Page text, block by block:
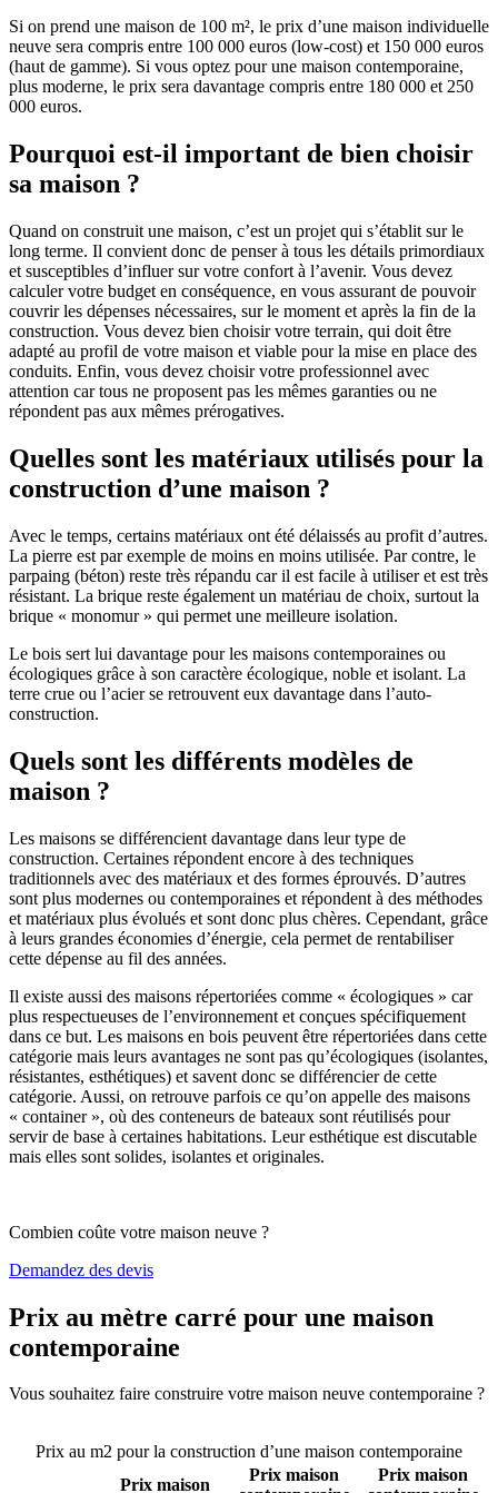
Si on prend une maison de 100 m², le prix d’une maison individuelle
neuve sera compris entre 100 000 euros (low-cost) et 150 000 euros
(haut de gamme). Si vous optez pour une maison contemporaine,
plus moderne, le prix sera davantage compris entre 180 000 et 250
000 euros.
Pourquoi est-il important de bien choisir
sa maison ?
Quand on construit une maison, c’est un projet qui s’établit sur le
long terme. Il convient donc de penser à tous les détails primordiaux
et susceptibles d’influer sur votre confort à l’avenir. Vous devez
calculer votre budget en conséquence, en vous assurant de pouvoir
couvrir les dépenses nécessaires, sur le moment et après la fin de la
construction. Vous devez bien choisir votre terrain, qui doit être
adapté au profil de votre maison et viable pour la mise en place des
conduits. Enfin, vous devez choisir votre professionnel avec
attention car tous ne proposent pas les mêmes garanties ou ne
répondent pas aux mêmes prérogatives.
Quelles sont les matériaux utilisés pour la
construction d’une maison ?
Avec le temps, certains matériaux ont été délaissés au profit d’autres.
La pierre est par exemple de moins en moins utilisée. Par contre, le
parpaing (béton) reste très répandu car il est facile à utiliser et est très
résistant. La brique reste également un matériau de choix, surtout la
brique « monomur » qui permet une meilleure isolation.
Le bois sert lui davantage pour les maisons contemporaines ou
écologiques grâce à son caractère écologique, noble et isolant. La
terre crue ou l’acier se retrouvent eux davantage dans l’auto-
construction.
Quels sont les différents modèles de
maison ?
Les maisons se différencient davantage dans leur type de
construction. Certaines répondent encore à des techniques
traditionnels avec des matériaux et des formes éprouvés. D’autres
sont plus modernes ou contemporaines et répondent à des méthodes
et matériaux plus évolués et sont donc plus chères. Cependant, grâce
à leurs grandes économies d’énergie, cela permet de rentabiliser
cette dépense au fil des années.
Il existe aussi des maisons répertoriées comme « écologiques » car
plus respectueuses de l’environnement et conçues spécifiquement
dans ce but. Les maisons en bois peuvent être répertoriées dans cette
catégorie mais leurs avantages ne sont pas qu’écologiques (isolantes,
résistantes, esthétiques) et savent donc se différencier de cette
catégorie. Aussi, on retrouve parfois ce qu’on appelle des maisons
« container », où des conteneurs de bateaux sont réutilisés pour
servir de base à certaines habitations. Leur esthétique est discutable
mais elles sont solides, isolantes et originales.
Combien coûte votre maison neuve ?
Demandez des devis
Prix au mètre carré pour une maison
contemporaine
Vous souhaitez faire construire votre maison neuve contemporaine ?
Prix au m2 pour la construction d’une maison contemporaine
Prix maison
Prix maison
Prix maison